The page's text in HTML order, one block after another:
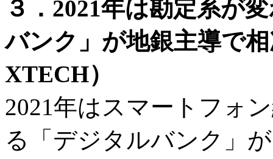
３．2021年は勘定系が
バンク」が地銀主導で
XTECH）
2021年はスマートフォ
る「デジタルバンク」